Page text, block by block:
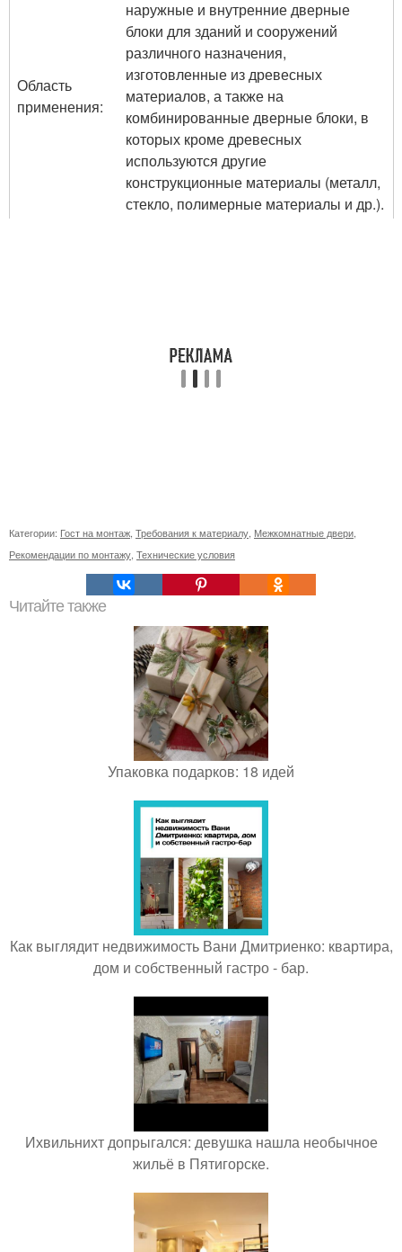
Область
применения:
наружные и внутренние дверные
блоки для зданий и сооружений
различного назначения,
изготовленные из древесных
материалов, а также на
комбинированные дверные блоки, в
которых кроме древесных
используются другие
конструкционные материалы (металл,
стекло, полимерные материалы и др.).
Категории: Гост на монтаж Требования к материалу Межкомнатные двери
Рекомендации по монтажу Технические условия
Читайте также
Упаковка подарков: 18 идей
Как выглядит недвижимость Вани Дмитриенко: квартира,
дом и собственный гастро - бар.
Ихвильнихт допрыгался: девушка нашла необычное
жильё в Пятигорске.